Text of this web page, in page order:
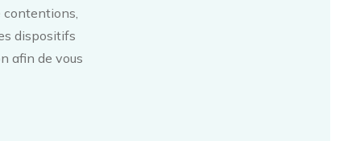
contentions,
dispositifs
afin de vous